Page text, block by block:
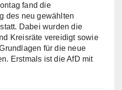
fand die
des neu gewählten
Dabei wurden die
Kreisräte vereidigt sowie
für die neue
Erstmals ist die AfD mit